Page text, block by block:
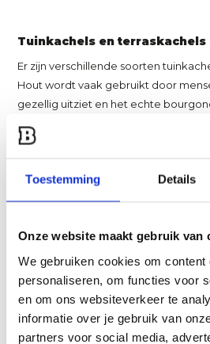
Toestemming Details
Onze website maakt gebruik van
We gebruiken cookies om content
personaliseren, om functies voor
en om ons websiteverkeer te
informatie over je gebruik van
partners voor social media,
Tuinkachels en terraskachels
Er zijn verschillende soorten
Hout wordt vaak gebruikt door
gezellig uitziet en het echte
geknisper tijdens de koudere
en gezelligheid. Hierbij is het wel
avond niet koud zit.
overal neer kunt zetten. Vaak zijn de
gemakkelijk te verslepen en hebben
Hierdoor kun je deze met het terras
wind zetten, zodat je geen rook in je
Terraskachels op gas
Een terraskachel op gas heeft